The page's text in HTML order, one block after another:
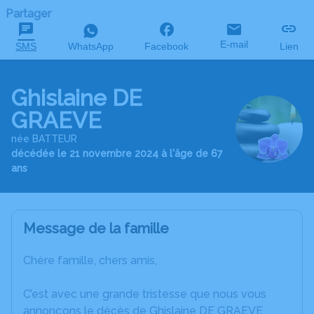
Partager
SMS WhatsApp Facebook E-mail Lien
Ghislaine DE
GRAEVE
née BATTEUR
décédée le 21 novembre 2024 à l'âge de 67
ans
Message de la famille
Chère famille, chers amis,
C’est avec une grande tristesse que nous vous
annonçons le décès de Ghislaine DE GRAEVE